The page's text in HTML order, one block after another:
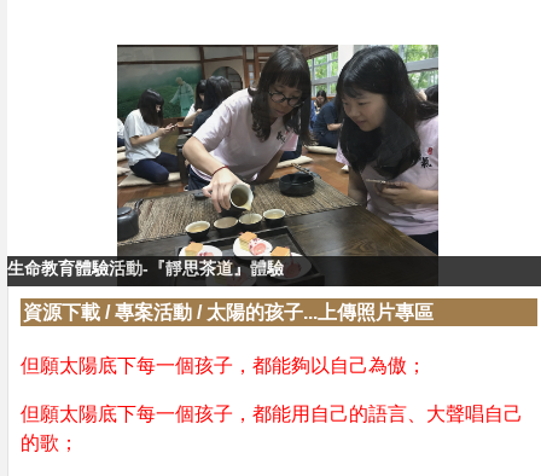
生命教育體驗活動-『靜思茶道』體驗
生命教育體驗活動-『靜思茶道』教學
資源下載 /專案活動 / 太陽的孩子...上傳照片專區
但願太陽底下每一個孩子，都能夠以自己為傲；
但願太陽底下每一個孩子，都能用自己的語言、大聲唱自己
的歌；